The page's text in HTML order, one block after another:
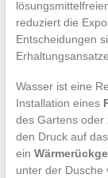
reduziert die
Entscheidungen
Wasser ist eine
Installation eines
des Gartens oder
den Druck auf
ein
unter der Dusche